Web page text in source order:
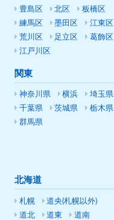
豊島区
北区
板橋区
練馬区
墨田区
江東区
荒川区
足立区
葛飾区
江戸川区
関東
神奈川県 横浜
埼玉県
千葉県
茨城県
栃木県
群馬県
北海道
札幌
道央(札幌以外)
道北
道東 道南